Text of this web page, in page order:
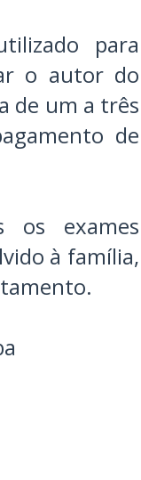
para
o autor do
de um a três
de
os exames
à família,